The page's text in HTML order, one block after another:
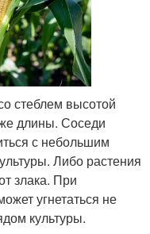
стеблем высотой
длины. Соседи
с небольшим
Либо растения
злака. При
угнетаться не
культуры.